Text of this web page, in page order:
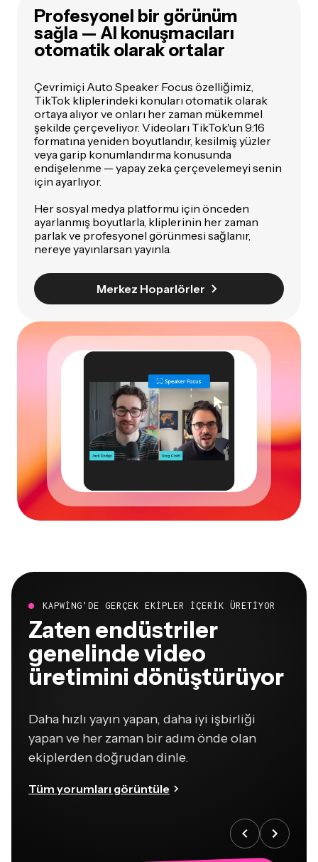
Profesyonel bir görünüm
sağla — AI konuşmacıları
otomatik olarak ortalar
Çevrimiçi Auto Speaker Focus özelliğimiz,
TikTok kliplerindeki konuları otomatik olarak
ortaya alıyor ve onları her zaman mükemmel
şekilde çerçeveliyor. Videoları TikTok'un 9:16
formatına yeniden boyutlandır, kesilmiş yüzler
veya garip konumlandırma konusunda
endişelenme — yapay zeka çerçevelemeyi senin
için ayarlıyor.
Her sosyal medya platformu için önceden
ayarlanmış boyutlarla, kliplerinin her zaman
parlak ve profesyonel görünmesi sağlanır,
nereye yayınlarsan yayınla.
Merkez Hoparlörler
KAPWING'DE GERÇEK EKIPLER IÇERIK ÜRETIYOR
Zaten endüstriler
genelinde video
üretimini dönüştürüyor
Daha hızlı yayın yapan, daha iyi işbirliği
yapan ve her zaman bir adım önde olan
ekiplerden doğrudan dinle.
Tüm yorumları görüntüle